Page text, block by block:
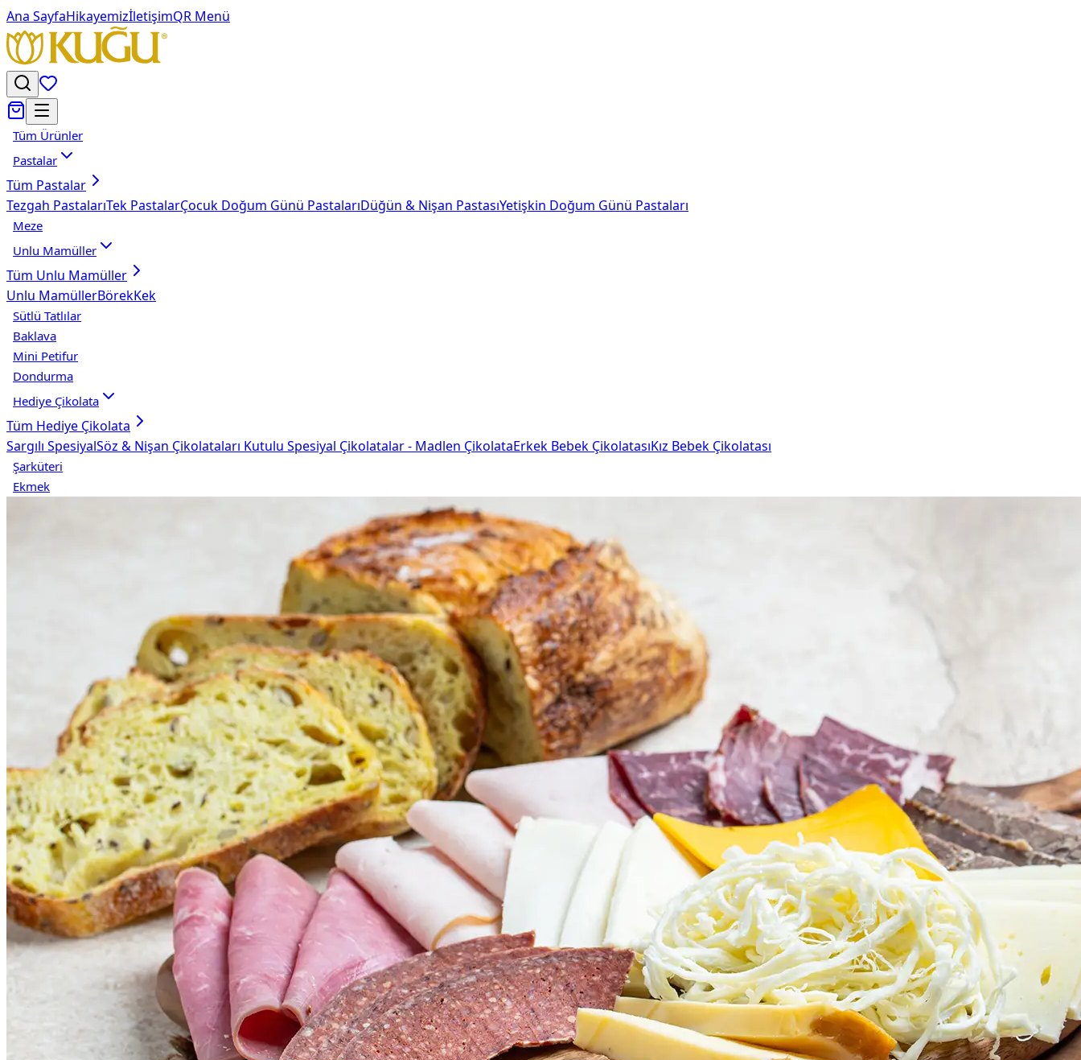
Ana SayfaHikayemizİletişimQR Menü
Tüm Ürünler
Pastalar
Tüm Pastalar
Tezgah PastalarıTek PastalarÇocuk Doğum Günü PastalarıDüğün & Nişan PastasıYetişkin Doğum Günü Pastaları
Meze
Unlu Mamüller
Tüm Unlu Mamüller
Unlu MamüllerBörekKek
Sütlü Tatlılar
Baklava
Mini Petifur
Dondurma
Hediye Çikolata
Tüm Hediye Çikolata
Sargılı SpesiyalSöz & Nişan Çikolataları Kutulu Spesiyal Çikolatalar - Madlen ÇikolataErkek Bebek ÇikolatasıKız Bebek Çikolatası
Şarküteri
Ekmek